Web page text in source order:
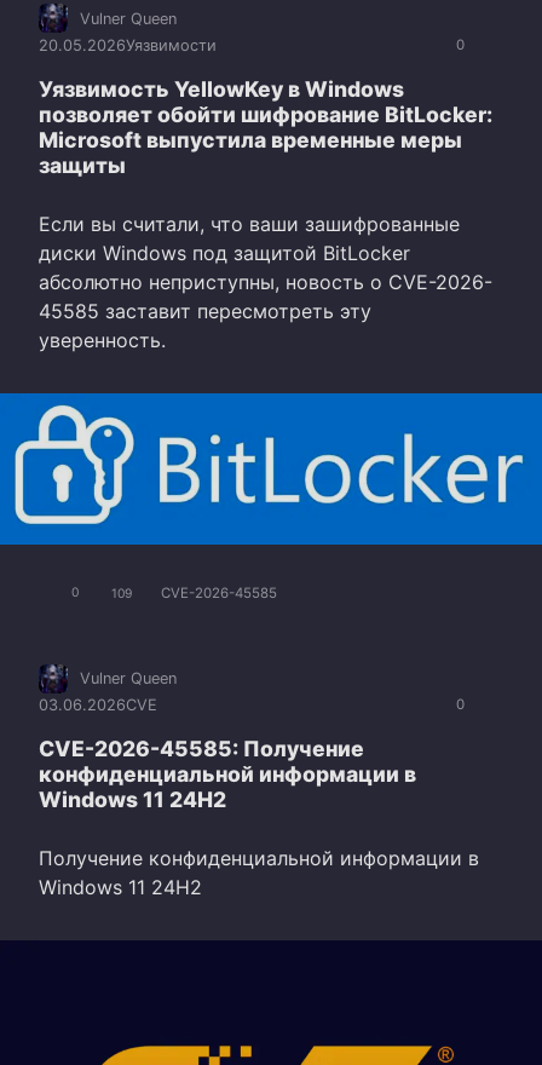
0
Vulner Queen
20.05.2026Уязвимости
Уязвимость YellowKey в Windows
позволяет обойти шифрование BitLocker:
Microsoft выпустила временные меры
защиты
Если вы считали, что ваши зашифрованные
диски Windows под защитой BitLocker
абсолютно неприступны, новость о CVE-2026-
45585 заставит пересмотреть эту
уверенность.
0 109 CVE-2026-45585
0
Vulner Queen
03.06.2026CVE
CVE-2026-45585: Получение
конфиденциальной информации в
Windows 11 24H2
Получение конфиденциальной информации в
Windows 11 24H2